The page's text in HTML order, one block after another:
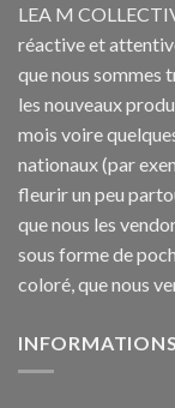
LEA M
réactive et
que nous sommes
les nouveaux
mois voire
nationaux (par
fleurir un peu
que nous les
sous forme de
coloré, que nous
INFORMATIONS